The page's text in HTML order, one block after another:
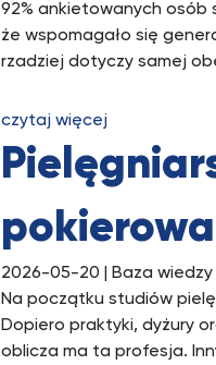
92% ankietowanych osób
że wspomagało się
rzadziej dotyczy samej
czytaj więcej
2026-05-20 | Baza wiedzy
Na początku studiów
Dopiero praktyki, dyżury
oblicza ma ta profesja.